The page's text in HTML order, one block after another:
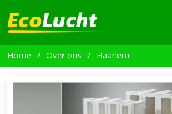
Home Over ons Haarlem